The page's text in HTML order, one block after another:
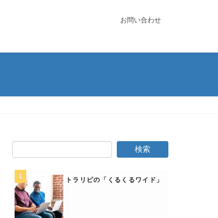
お問い合わせ
トラリピの「くるくるワイド」